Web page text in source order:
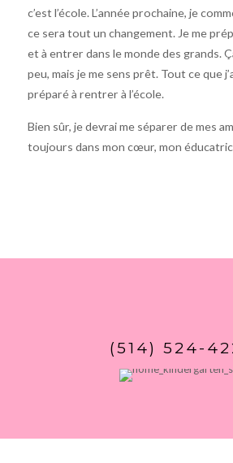
c’est l’école. L’année prochaine, je
ce sera tout un changement. Je me
et à entrer dans le monde des grands.
peu, mais je me sens prêt. Tout ce que
préparé à rentrer à l’école.
Bien sûr, je devrai me séparer de mes
toujours dans mon cœur, mon
(514) 524-